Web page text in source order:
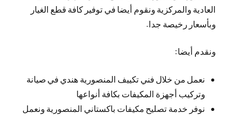
العادية والمركزية ونقوم أيضا في توفير كافة قطع الغيار
وبأسعار رخيصة جدا.
ونقدم أيضا:
نعمل من خلال فني تكييف المنصورية هندي في صيانة
وتركيب أجهزة المكيفات بكافة أنواعها
نوفر خدمة تصليح مكيفات باكستاني المنصورية ونعمل